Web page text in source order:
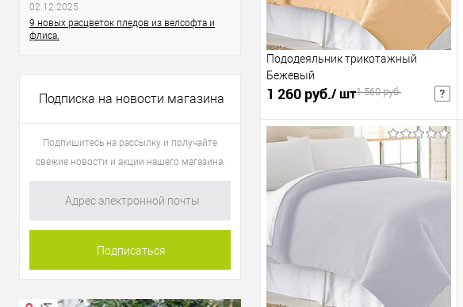
02.12.2025
9 новых расцветок пледов из велсофта и
флиса.
Подписка на новости магазина
Подпишитесь на рассылку и получайте
свежие новости и акции нашего магазина.
:
175х215см
Пододеяльник трикотажный
Бежевый
1 260 руб./ шт1 560 руб.
2 028 руб./ шт Розничная цена
В корзину
Купить в 1 клик
:
200х215см